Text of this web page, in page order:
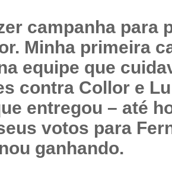
campanha para
Minha primeira
equipe que
contra Collor e
entregou – até
votos para
ganhando.